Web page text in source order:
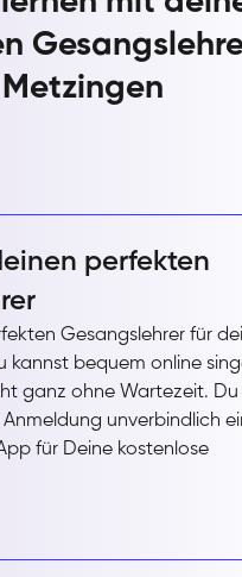
Metzingen
perfekten
Gesangslehrer für
kannst bequem online
ganz ohne Wartezeit.
unverbindlich
für Deine kostenlose